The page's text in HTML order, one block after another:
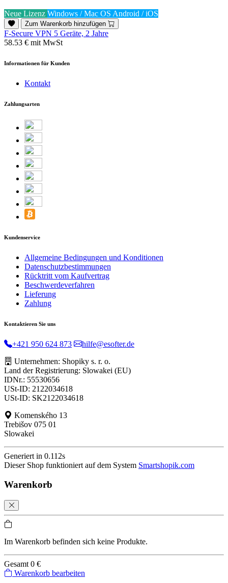
Neue Lizenz Windows / Mac OS Android / iOS
Zum Warenkorb hinzufügen
F-Secure VPN 5 Geräte, 2 Jahre
58.53 € mit MwSt
Informationen für Kunden
Kontakt
Zahlungsarten
Kundenservice
Allgemeine Bedingungen und Konditionen
Datenschutzbestimmungen
Rücktritt vom Kaufvertrag
Beschwerdeverfahren
Lieferung
Zahlung
Kontaktieren Sie uns
+421 950 624 873
hilfe@esofter.de
Unternehmen: Shopiky s. r. o.
Land der Registrierung: Slowakei (EU)
IDNr.: 55530656
USt-ID: 2122034618
USt-ID: SK2122034618
Komenského 13
Trebišov 075 01
Slowakei
Generiert in 0.112s
Dieser Shop funktioniert auf dem System Smartshopik.com
Warenkorb
Im Warenkorb befinden sich keine Produkte.
Gesamt 0 €
Warenkorb bearbeiten